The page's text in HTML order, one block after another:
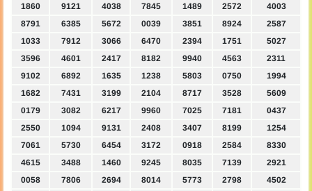
1860
9121 4038 7845 1489 2572
4003
8791
6385 5672 0039 3851 8924
2587
1033
7912 3066 6470 2394 1751
5027
3596
4601 2417 8182 9940 4563
2311
9102
6892 1635 1238 5803 0750
1994
1682
7431 3199 2104 8717 3528
5609
0179
3082 6217 9960 7025 7181
0437
2550
1094 9131 2408 3407 8199
1254
7061
5730 6454 3172 0918 2584
8330
4615
3488 1460 9245 8035 7139
2921
0058
7806 2694 8014 5773 2798
4502